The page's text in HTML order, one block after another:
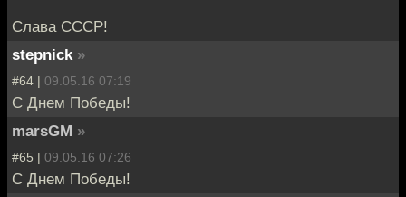
Слава СССР!
stepnick »
#64 | 09.05.16 07:19
С Днем Победы!
marsGM »
#65 | 09.05.16 07:26
С Днем Победы!